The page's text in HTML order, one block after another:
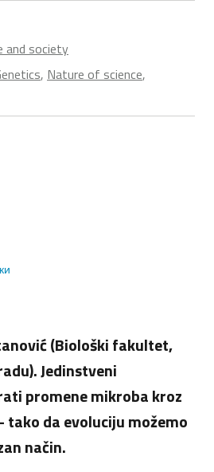
and society
, Nature of science,
(Biološki fakultet,
Jedinstveni
promene mikroba kroz
tako da evoluciju možemo
način.